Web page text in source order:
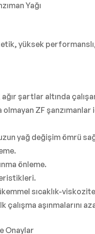
Yağı
yüksek
şartlar altında
ZF
yağ değişim ömrü
önleme.
sıcaklık-
çalışma aşınmalarını
Onaylar